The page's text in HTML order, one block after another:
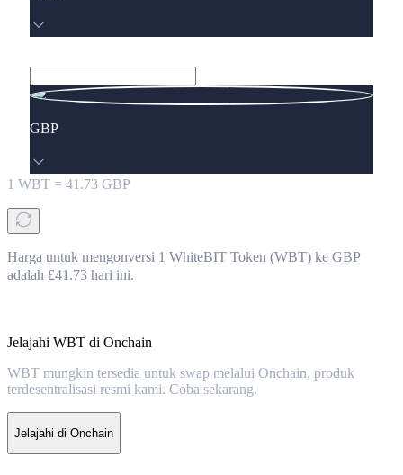
GBP
1 WBT = 41.73 GBP
Harga untuk mengonversi 1 WhiteBIT Token (WBT) ke GBP
adalah £41.73 hari ini.
Jelajahi WBT di Onchain
WBT mungkin tersedia untuk swap melalui Onchain, produk
terdesentralisasi resmi kami. Coba sekarang.
Jelajahi di Onchain